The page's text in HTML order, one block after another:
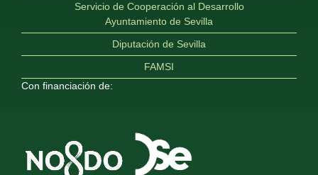
Servicio de Cooperación al Desarrollo
Ayuntamiento de Sevilla
Diputación de Sevilla
FAMSI
Con financiación de: